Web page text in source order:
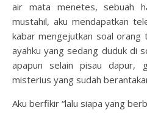
air mata menetes, sebuah
mustahil, aku mendapatkan
kabar mengejutkan soal orang
ayahku yang sedang duduk di
apapun selain pisau dapur,
misterius yang sudah
Aku berfikir “lalu siapa yang